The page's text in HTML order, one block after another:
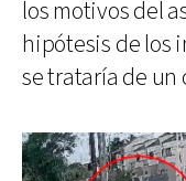
los motivos del
hipótesis de los
se trataría de